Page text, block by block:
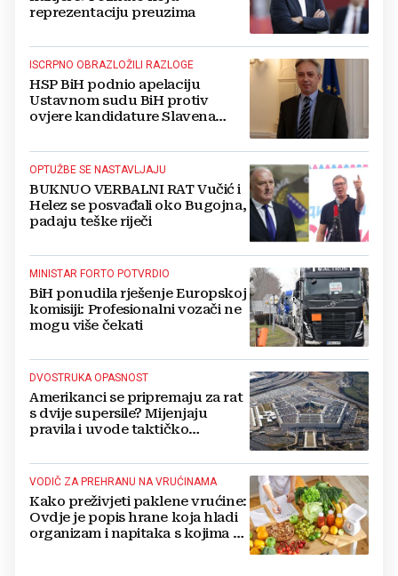
reprezentaciju preuzima
ISCRPNO OBRAZLOŽILI RAZLOGE
HSP BiH podnio apelaciju
Ustavnom sudu BiH protiv
ovjere kandidature Slavena
OPTUŽBE SE NASTAVLJAJU
BUKNUO VERBALNI RAT Vučić i
Helez se posvađali oko Bugojna,
padaju teške riječi
MINISTAR FORTO POTVRDIO
BiH ponudila rješenje Europskoj
komisiji: Profesionalni vozači ne
mogu više čekati
DVOSTRUKA OPASNOST
Amerikanci se pripremaju za rat
s dvije supersile? Mijenjaju
pravila i uvode taktičko
VODIČ ZA PREHRANU NA VRUĆINAMA
Kako preživjeti paklene vrućine:
Ovdje je popis hrane koja hladi
organizam i napitaka s kojima si